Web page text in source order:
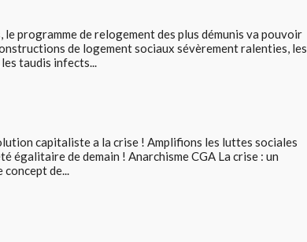
le programme de relogement des plus démunis va pouvoir
de logement sociaux sévèrement ralenties, les
taudis infects...
capitaliste a la crise ! Amplifions les luttes sociales
égalitaire de demain ! Anarchisme CGA La crise : un
concept de...